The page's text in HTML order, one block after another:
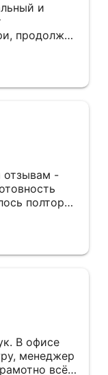
и
продолжая
быстрой и
по
-
полтора
так как
косяка и
менеджеру
от
и попыток
что
-
В офисе
менеджер
всё